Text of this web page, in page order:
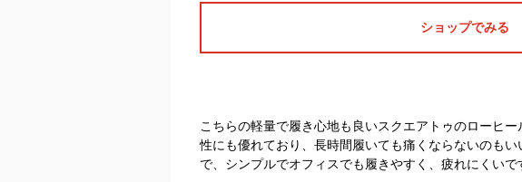
ショップでみる
こちらの軽量で履き心地も良いスクエアトゥのローヒ
性にも優れており、長時間履いても痛くならないのも
で、シンプルでオフィスでも履きやすく、疲れにくいで